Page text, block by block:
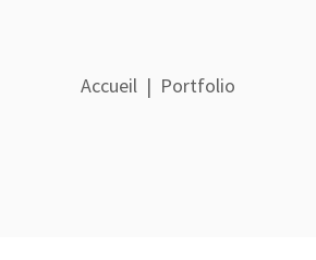
Accueil | Portfolio